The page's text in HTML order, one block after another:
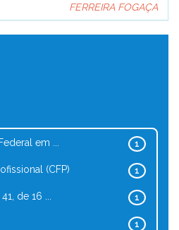
FERREIRA FOGAÇA
1
em ...
1
(CFP)
1
de 16 ...
1